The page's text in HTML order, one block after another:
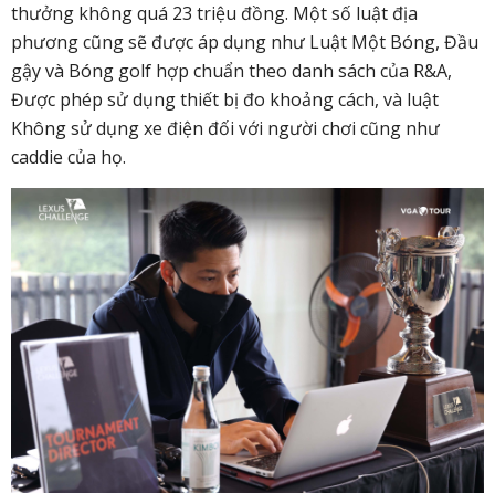
thưởng không quá 23 triệu đồng. Một số luật địa
phương cũng sẽ được áp dụng như Luật Một Bóng, Đầu
gậy và Bóng golf hợp chuẩn theo danh sách của R&A,
Được phép sử dụng thiết bị đo khoảng cách, và luật
Không sử dụng xe điện đối với người chơi cũng như
caddie của họ.